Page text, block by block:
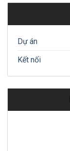
Dự án
Kết nối